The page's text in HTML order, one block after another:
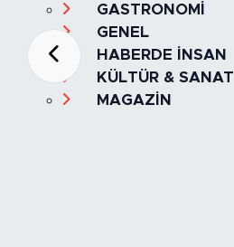
GASTRONOMİ
GENEL
HABERDE İNSAN
KÜLTÜR & SANAT
MAGAZİN